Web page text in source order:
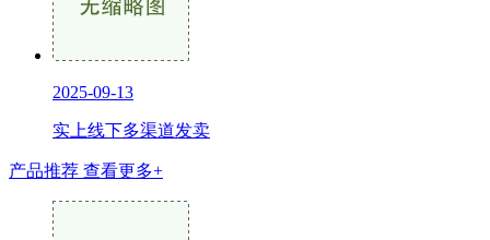
2025-09-13
实上线下多渠道发卖
产品推荐 查看更多+